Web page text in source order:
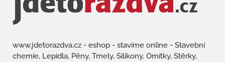
www.jdetorazdva.cz - eshop - stavíme online - Stavební
chemie, Lepidla, Pěny, Tmely, Silikony, Omítky, Stěrky,